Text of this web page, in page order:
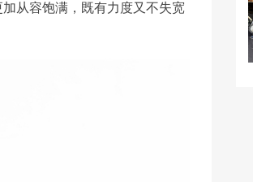
从容饱满，既有力度又不失宽